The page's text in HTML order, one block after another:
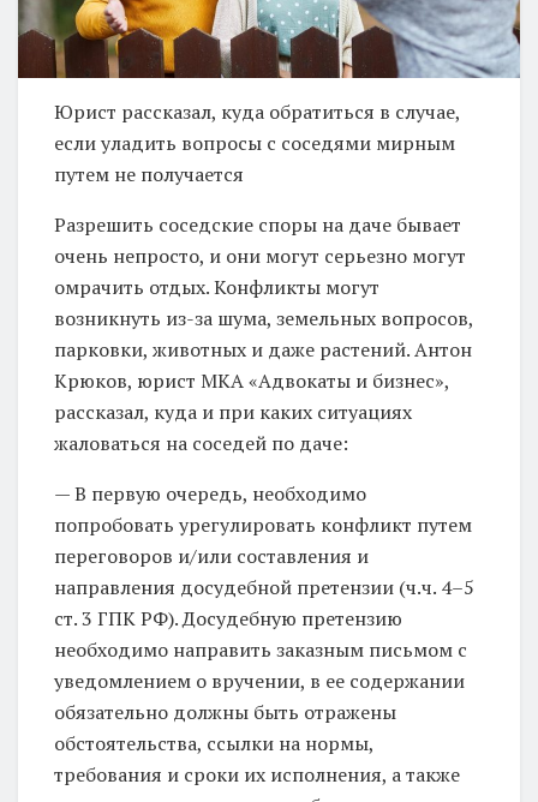
Юрист рассказал, куда обратиться в случае,
если уладить вопросы с соседями мирным
путем не получается
Разрешить соседские споры на даче бывает
очень непросто, и они могут серьезно могут
омрачить отдых. Конфликты могут
возникнуть из-за шума, земельных вопросов,
парковки, животных и даже растений. Антон
Крюков, юрист МКА «Адвокаты и бизнес»,
рассказал, куда и при каких ситуациях
жаловаться на соседей по даче:
— В первую очередь, необходимо
попробовать урегулировать конфликт путем
переговоров и/или составления и
направления досудебной претензии (ч.ч. 4–5
ст. 3 ГПК РФ). Досудебную претензию
необходимо направить заказным письмом с
уведомлением о вручении, в ее содержании
обязательно должны быть отражены
обстоятельства, ссылки на нормы,
требования и сроки их исполнения, а также